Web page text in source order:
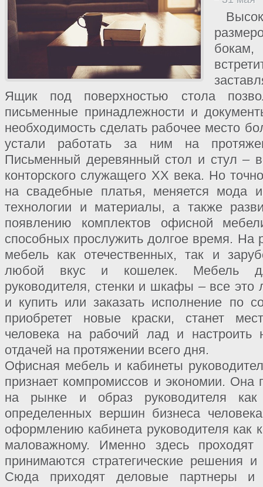
Ящик под поверхностью стола
письменные принадлежности и
необходимость сделать рабочее место
устали работать за ним на
Письменный деревянный стол и стул –
конторского служащего ХХ века. Но
на свадебные платья, меняется мода
технологии и материалы, а также
появлению комплектов офисной
способных прослужить долгое время. На
мебель как отечественных, так и
любой вкус и кошелек. Мебель
руководителя, стенки и шкафы – все это
и купить или заказать исполнение по
приобретет новые краски, станет
человека на рабочий лад и настроить
отдачей на протяжении всего дня.
Офисная мебель и кабинеты
признает компромиссов и экономии. Она
на рынке и образ руководителя как
определенных вершин бизнеса
оформлению кабинета руководителя как
маловажному. Именно здесь
принимаются стратегические решения
Сюда приходят деловые партнеры и